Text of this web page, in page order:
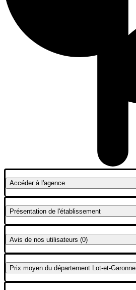
Accéderà l'agence
Présentation de l'établissement
Avis de nos utilisateurs (0)
Prix moyen du département Lot-et-Garonne